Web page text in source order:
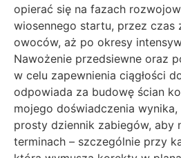
opierać się na fazach
wiosennego startu, przez czas
owoców, aż po okresy
Nawożenie przedsiewne oraz
w celu zapewnienia ciągłości
odpowiada za budowę ścian
mojego doświadczenia
prosty dziennik zabiegów, aby
terminach – szczególnie przy